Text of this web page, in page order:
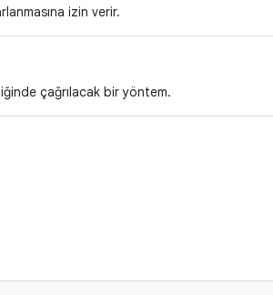
izin verir.
çağrılacak bir yöntem.